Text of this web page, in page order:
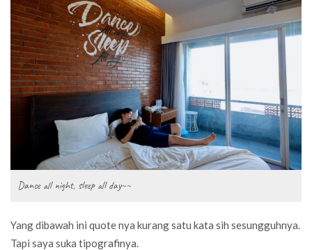
Dance all night, sleep all day~~
Yang dibawah ini quote nya kurang satu kata sih sesungguhnya.
Tapi saya suka tipografinya.